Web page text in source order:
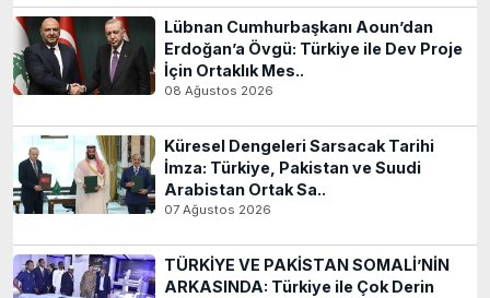
Lübnan Cumhurbaşkanı Aoun’dan
Erdoğan’a Övgü: Türkiye ile Dev Proje
İçin Ortaklık Mes..
08 Ağustos 2026
Küresel Dengeleri Sarsacak Tarihi
İmza: Türkiye, Pakistan ve Suudi
Arabistan Ortak Sa..
07 Ağustos 2026
TÜRKİYE VE PAKİSTAN SOMALİ’NİN
ARKASINDA: Türkiye ile Çok Derin